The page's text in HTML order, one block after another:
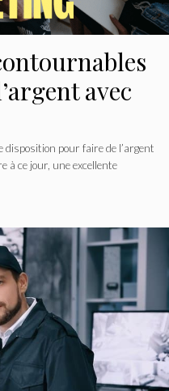
avec
disposition pour faire de l’argent
à ce jour, une excellente